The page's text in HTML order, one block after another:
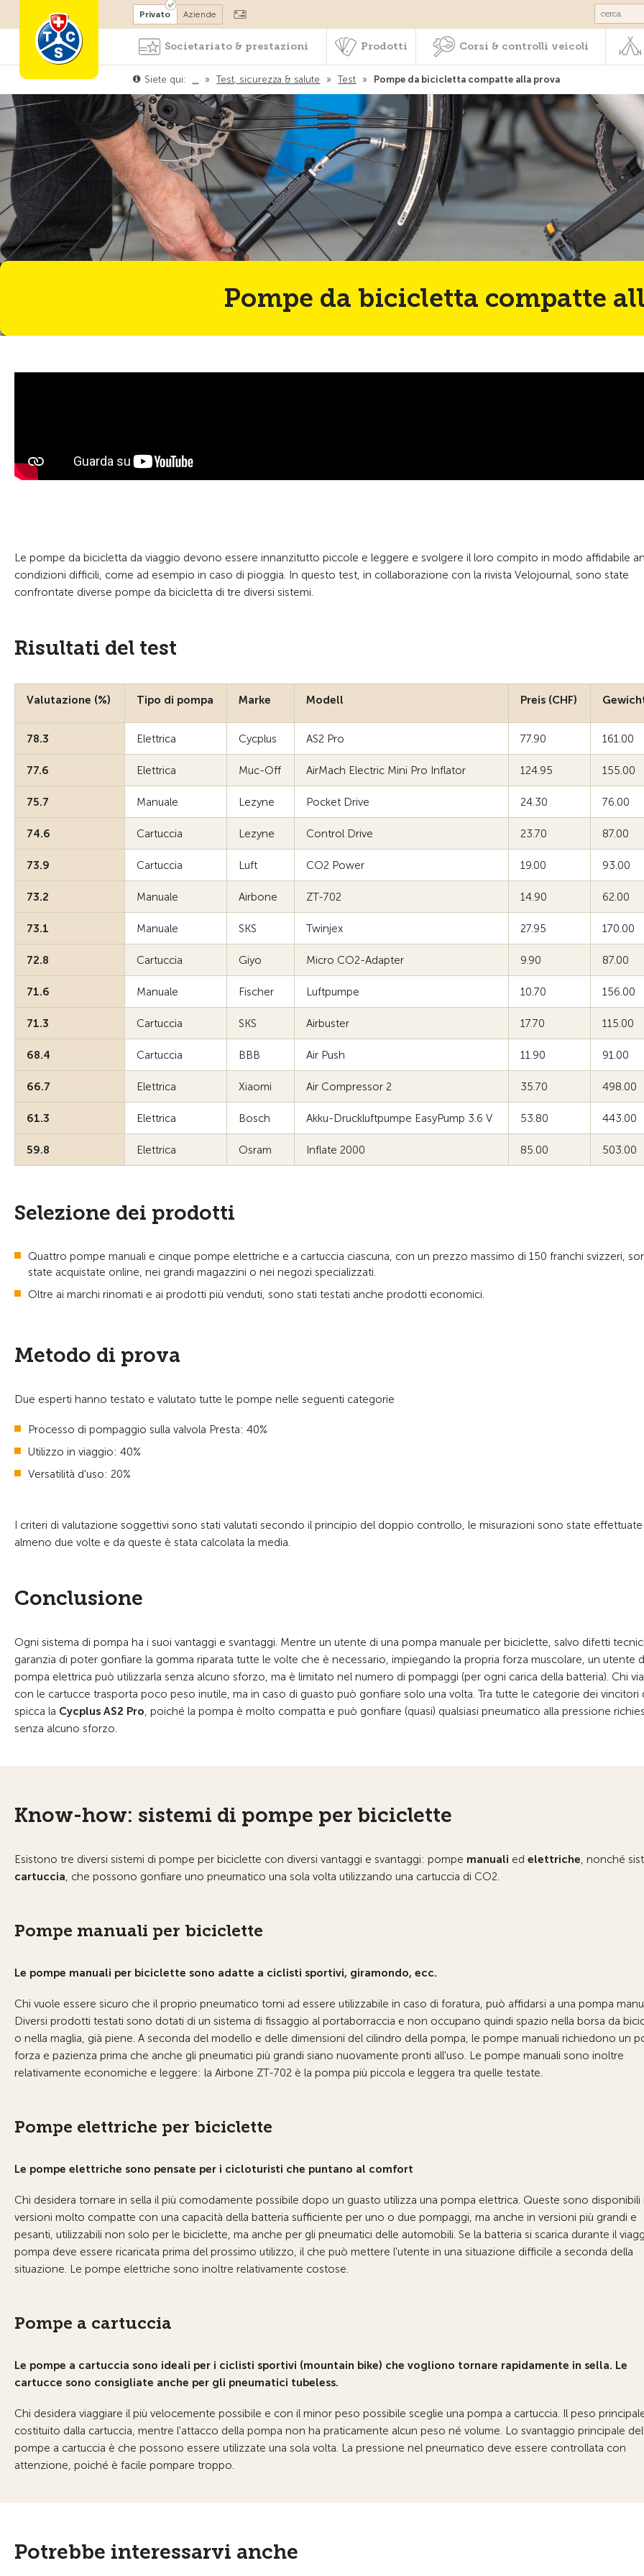
Diventare socio Corsi & controlli
Privato Aziende
Societariato & prestazioni Prodotti Corsi & controlli veicoli
Siete qui: … » Test, sicurezza & salute » Test » Pompe da bicicletta compatte alla prova
Pompe da bicicletta compatte
Le pompe da bicicletta da viaggio devono essere innanzitutto piccole e leggere e svolgere il loro compito in modo affidabile
condizioni difficili, come ad esempio in caso di pioggia. In questo test, in collaborazione con la rivista Velojournal, sono state
confrontate diverse pompe da bicicletta di tre diversi sistemi.
Risultati del test
Valutazione (%) Tipo di pompa Marke Modell Preis (CHF)
78.3 Elettrica Cycplus AS2 Pro 77.90 161.00
77.6 Elettrica Muc-Off AirMach Electric Mini Pro Inflator 124.95 155.00
75.7 Manuale Lezyne Pocket Drive 24.30 76.00
74.6 Cartuccia Lezyne Control Drive 23.70 87.00
73.9 Cartuccia Luft CO2 Power 19.00 93.00
73.2 Manuale Airbone ZT-702 14.90 62.00
73.1 Manuale SKS Twinjex 27.95 170.00
72.8 Cartuccia Giyo Micro CO2-Adapter 9.90 87.00
71.6 Manuale Fischer Luftpumpe 10.70 156.00
71.3 Cartuccia SKS Airbuster 17.70 115.00
68.4 Cartuccia BBB Air Push 11.90 91.00
66.7 Elettrica Xiaomi Air Compressor 2 35.70 498.00
61.3 Elettrica Bosch Akku-Druckluftpumpe EasyPump 3.6 V 53.80 443.00
59.8 Elettrica Osram Inflate 2000 85.00 503.00
Selezione dei prodotti
Quattro pompe manuali e cinque pompe elettriche e a cartuccia ciascuna, con un prezzo massimo di 150 franchi svizzeri,
state acquistate online, nei grandi magazzini o nei negozi specializzati.
Oltre ai marchi rinomati e ai prodotti più venduti, sono stati testati anche prodotti economici.
Metodo di prova
Due esperti hanno testato e valutato tutte le pompe nelle seguenti categorie
Processo di pompaggio sulla valvola Presta: 40%
Utilizzo in viaggio: 40%
Versatilità d'uso: 20%
I criteri di valutazione soggettivi sono stati valutati secondo il principio del doppio controllo, le misurazioni sono state effettuate
almeno due volte e da queste è stata calcolata la media.
Conclusione
Ogni sistema di pompa ha i suoi vantaggi e svantaggi. Mentre un utente di una pompa manuale per biciclette, salvo difetti
garanzia di poter gonfiare la gomma riparata tutte le volte che è necessario, impiegando la propria forza muscolare, un utente
pompa elettrica può utilizzarla senza alcuno sforzo, ma è limitato nel numero di pompaggi (per ogni carica della batteria). Chi
con le cartucce trasporta poco peso inutile, ma in caso di guasto può gonfiare solo una volta. Tra tutte le categorie dei vincitori
spicca la Cycplus AS2 Pro, poiché la pompa è molto compatta e può gonfiare (quasi) qualsiasi pneumatico alla pressione
senza alcuno sforzo.
Know-how: sistemi di pompe per biciclette
Esistono tre diversi sistemi di pompe per biciclette con diversi vantaggi e svantaggi: pompe manuali ed elettriche, nonché
cartuccia, che possono gonfiare uno pneumatico una sola volta utilizzando una cartuccia di CO2.
Pompe manuali per biciclette
Le pompe manuali per biciclette sono adatte a ciclisti sportivi, giramondo, ecc.
Chi vuole essere sicuro che il proprio pneumatico torni ad essere utilizzabile in caso di foratura, può affidarsi a una pompa
Diversi prodotti testati sono dotati di un sistema di fissaggio al portaborraccia e non occupano quindi spazio nella borsa da
o nella maglia, già piene. A seconda del modello e delle dimensioni del cilindro della pompa, le pompe manuali richiedono un
forza e pazienza prima che anche gli pneumatici più grandi siano nuovamente pronti all'uso. Le pompe manuali sono inoltre
relativamente economiche e leggere: la Airbone ZT-702 è la pompa più piccola e leggera tra quelle testate.
Pompe elettriche per biciclette
Le pompe elettriche sono pensate per i cicloturisti che puntano al comfort
Chi desidera tornare in sella il più comodamente possibile dopo un guasto utilizza una pompa elettrica. Queste sono disponibili
versioni molto compatte con una capacità della batteria sufficiente per uno o due pompaggi, ma anche in versioni più grandi e
pesanti, utilizzabili non solo per le biciclette, ma anche per gli pneumatici delle automobili. Se la batteria si scarica durante il
pompa deve essere ricaricata prima del prossimo utilizzo, il che può mettere l'utente in una situazione difficile a seconda della
situazione. Le pompe elettriche sono inoltre relativamente costose.
Pompe a cartuccia
Le pompe a cartuccia sono ideali per i ciclisti sportivi (mountain bike) che vogliono tornare rapidamente in sella. Le
cartucce sono consigliate anche per gli pneumatici tubeless.
Chi desidera viaggiare il più velocemente possibile e con il minor peso possibile sceglie una pompa a cartuccia. Il peso
costituito dalla cartuccia, mentre l'attacco della pompa non ha praticamente alcun peso né volume. Lo svantaggio principale
pompe a cartuccia è che possono essere utilizzate una sola volta. La pressione nel pneumatico deve essere controllata con
attenzione, poiché è facile pompare troppo.
Potrebbe interessarvi anche